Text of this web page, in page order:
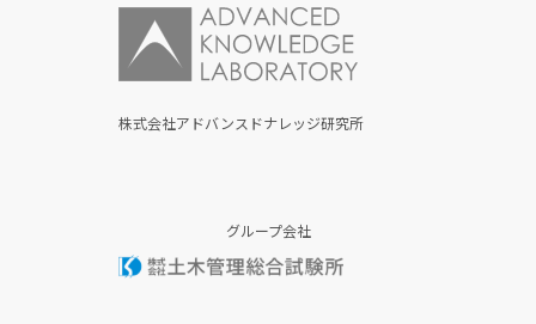
株式会社アドバンスドナレッジ研究所
グループ会社